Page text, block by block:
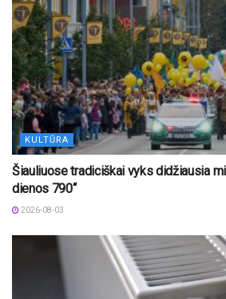
KULTŪRA
Šiauliuose tradiciškai vyks didžiausia
dienos 790“
2026-08-03